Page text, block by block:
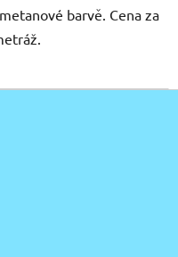
barvě. Cena za